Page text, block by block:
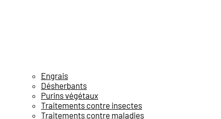
Engrais
Désherbants
Purins végétaux
Traitements contre insectes
Traitements contre maladies